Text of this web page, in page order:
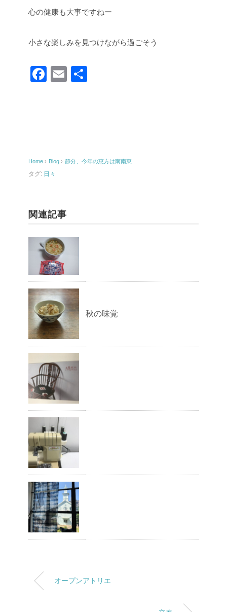
心の健康も大事ですねー
小さな楽しみを見つけながら過ごそう
F
o
o
E
Home › Blog › 節分、今年の恵方は南南東
タグ: 日々
関連記事
秋の味覚
オープンアトリエ